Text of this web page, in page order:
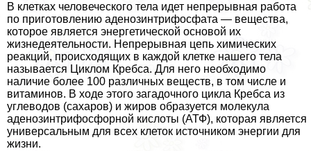
В клетках человеческого тела идет непрерывная работа
по приготовлению аденозинтрифосфата — вещества,
которое является энергетической основой их
жизнедеятельности. Непрерывная цепь химических
реакций, происходящих в каждой клетке нашего тела
называется Циклом Кребса. Для него необходимо
наличие более 100 различных веществ, в том числе и
витаминов. В ходе этого загадочного цикла Кребса из
углеводов (сахаров) и жиров образуется молекула
аденозинтрифосфорной кислоты (АТФ), которая является
универсальным для всех клеток источником энергии для
жизни.